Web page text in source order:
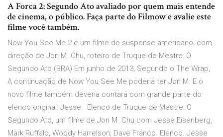
A Forca 2: Segundo Ato avaliado por quem mais entende
de cinema, o público. Faça parte do Filmow e avalie este
filme você também.
Now You See Me 2 é um filme de suspense americano, com
direção de Jon M. Chu, roteiro de Truque de Mestre: O
Segundo Ato (BRA) Em junho de 2013, Segundo o The Wrap,
A continuação de Now You See Me poderia ter Jon M. E o
novo filme também deveria contará com grande parte do
elenco original: Jesse Elenco de Truque de Mestre: O
Segundo Ato, um filme de Jon M. Chu com Jesse Eisenberg,
Mark Ruffalo, Woody Harrelson, Dave Franco. Elenco. Jesse